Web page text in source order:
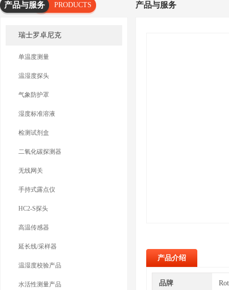
产品与服务
PRODUCTS
SERVICES
瑞士罗卓尼克
单温度测量
温湿度探头
气象防护罩
湿度标准溶液
检测试剂盒
二氧化碳探测器
无线网关
手持式露点仪
HC2-S探头
高温传感器
延长线/采样器
温湿度校验产品
水活性测量产品
产品与服务
产品介绍
品牌